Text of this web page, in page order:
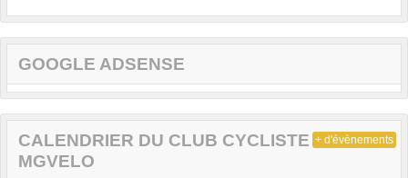
GOOGLE ADSENSE
CALENDRIER DU CLUB CYCLISTE DE
MGVELO
+ d'évènements